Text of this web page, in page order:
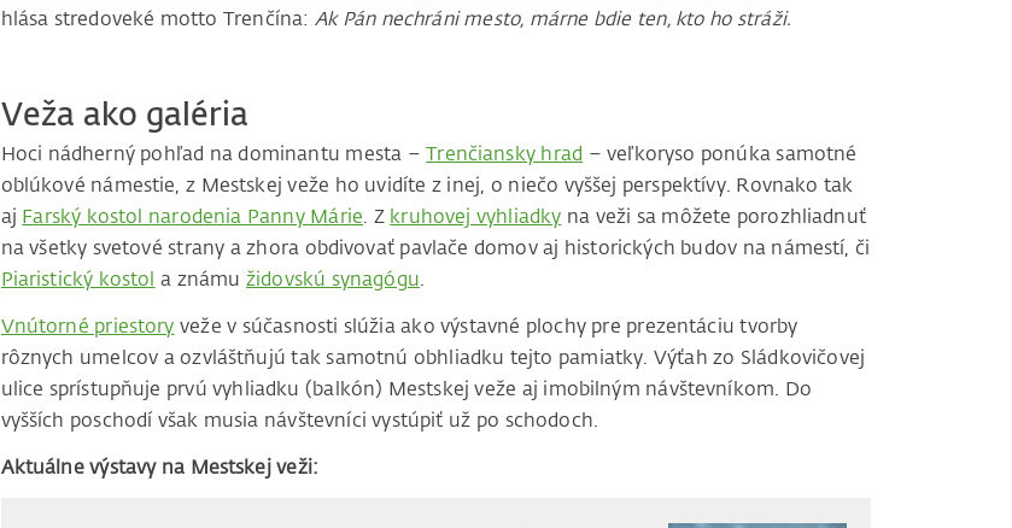
hlása stredoveké motto Trenčína: Ak Pán nechráni mesto, márne bdie ten, kto ho stráži.
Veža ako galéria
Hoci nádherný pohľad na dominantu mesta –Trenčiansky hrad – veľkoryso ponúka samotné
oblúkové námestie, z Mestskej veže ho uvidíte z inej, o niečo vyššej perspektívy. Rovnako tak
aj Farský kostol narodenia Panny Márie. Z kruhovej vyhliadky na veži sa môžete porozhliadnuť
na všetky svetové strany a zhora obdivovať pavlače domov aj historických budov na námestí, či
Piaristický kostol a známu židovskú synagógu.
Vnútorné priestory veže v súčasnosti slúžia ako výstavné plochy pre prezentáciu tvorby
rôznych umelcov a ozvláštňujú tak samotnú obhliadku tejto pamiatky. Výťah zo Sládkovičovej
ulice sprístupňuje prvú vyhliadku (balkón) Mestskej veže aj imobilným návštevníkom. Do
vyšších poschodí však musia návštevníci vystúpiť už po schodoch.
Aktuálne výstavy na Mestskej veži: